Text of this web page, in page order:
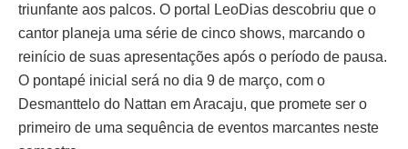
triunfante aos palcos. O portal LeoDias descobriu que o
cantor planeja uma série de cinco shows, marcando o
reinício de suas apresentações após o período de pausa.
O pontapé inicial será no dia 9 de março, com o
Desmanttelo do Nattan em Aracaju, que promete ser o
primeiro de uma sequência de eventos marcantes neste